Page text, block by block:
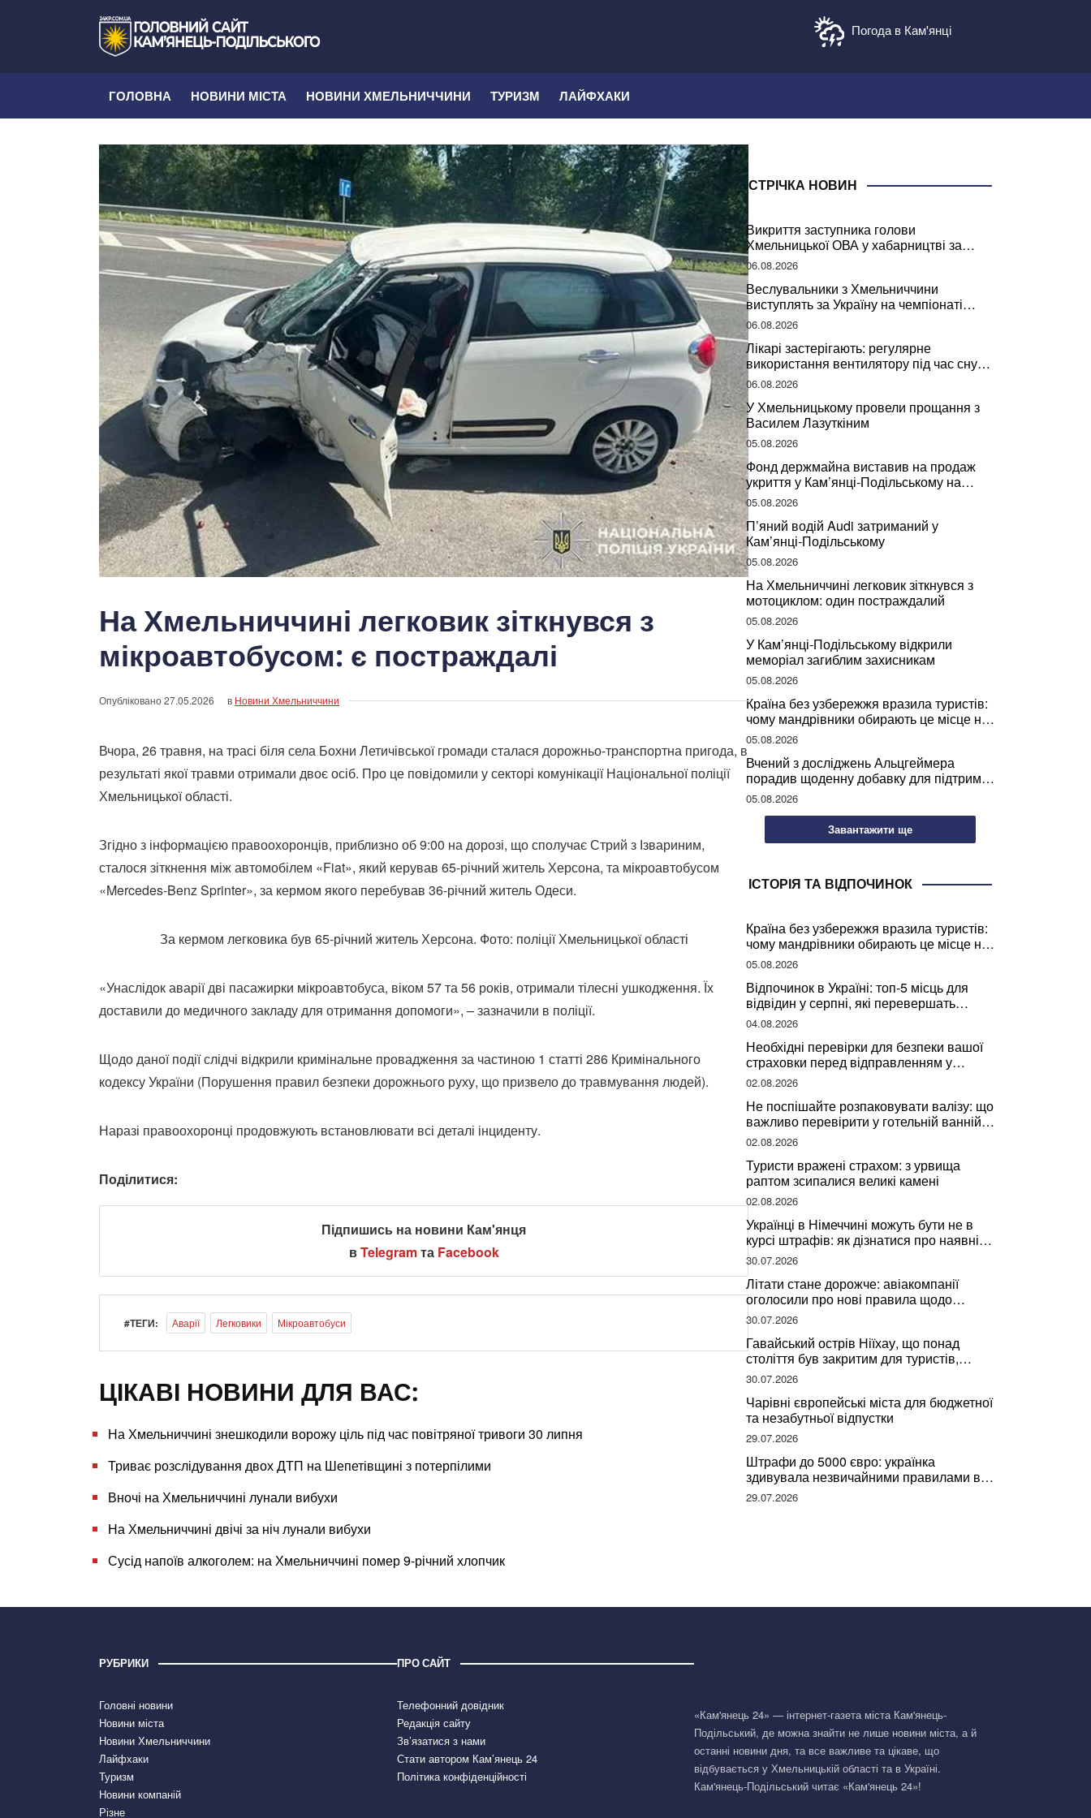
Погода в Кам'янці
ГОЛОВНА НОВИНИ МІСТА НОВИНИ ХМЕЛЬНИЧЧИНИ ТУРИЗМ ЛАЙФХАКИ
На Хмельниччині легковик зіткнувся з
мікроавтобусом: є постраждалі
Опубліковано27.05.2026 в Новини Хмельниччини
Вчора, 26 травня, на трасі біля села Бохни Летичівської громади сталася дорожньо-транспортна пригода, в
результаті якої травми отримали двоє осіб. Про це повідомили у секторі комунікації Національної поліції
Хмельницької області.
Згідно з інформацією правоохоронців, приблизно об 9:00 на дорозі, що сполучає Стрий з Ізвариним,
сталося зіткнення між автомобілем «Fiat», який керував 65-річний житель Херсона, та мікроавтобусом
«Mercedes-Benz Sprinter», за кермом якого перебував 36-річний житель Одеси.
За кермом легковика був 65-річний житель Херсона. Фото: поліції Хмельницької області
«Унаслідок аварії дві пасажирки мікроавтобуса, віком 57 та 56 років, отримали тілесні ушкодження. Їх
доставили до медичного закладу для отримання допомоги», – зазначили в поліції.
Щодо даної події слідчі відкрили кримінальне провадження за частиною 1 статті 286 Кримінального
кодексу України (Порушення правил безпеки дорожнього руху, що призвело до травмування людей).
Наразі правоохоронці продовжують встановлювати всі деталі інциденту.
Поділитися:
Підпишись на новини Кам'янця
вTelegramта Facebook
#ТЕГИ: Аварії Легковики Мікроавтобуси
ЦІКАВІ НОВИНИ ДЛЯ ВАС:
На Хмельниччині знешкодили ворожу ціль під час повітряної тривоги 30 липня
Триває розслідування двох ДТП на Шепетівщині з потерпілими
Вночі на Хмельниччині лунали вибухи
На Хмельниччині двічі за ніч лунали вибухи
Сусід напоїв алкоголем: на Хмельниччині помер 9-річний хлопчик
СТРІЧКА НОВИН
Викриття заступника голови
Хмельницької ОВА у хабарництві за
підписання контрактів на ремонт доріг
06.08.2026
Веслувальники з Хмельниччини
виступлять за Україну на чемпіонаті
світу
06.08.2026
Лікарі застерігають: регулярне
використання вентилятору під час сну
може негативно вплинути на ваше
здоров’я
06.08.2026
У Хмельницькому провели прощання з
Василем Лазуткіним
05.08.2026
Фонд держмайна виставив на продаж
укриття у Кам’янці-Подільському на
Хмельниччині
05.08.2026
П’яний водій Audi затриманий у
Кам’янці-Подільському
05.08.2026
На Хмельниччині легковик зіткнувся з
мотоциклом: один постраждалий
05.08.2026
У Кам’янці-Подільському відкрили
меморіал загиблим захисникам
05.08.2026
Країна без узбережжя вразила туристів:
чому мандрівники обирають це місце на
відпочинок
05.08.2026
Вчений з досліджень Альцгеймера
порадив щоденну добавку для підтримки
мозкової діяльності
05.08.2026
Завантажити ще
ІСТОРІЯ ТА ВІДПОЧИНОК
Країна без узбережжя вразила туристів:
чому мандрівники обирають це місце на
відпочинок
05.08.2026
Відпочинок в Україні: топ-5 місць для
відвідин у серпні, які перевершать
закордонні враження
04.08.2026
Необхідні перевірки для безпеки вашої
страховки перед відправленням у
подорож
02.08.2026
Не поспішайте розпаковувати валізу: що
важливо перевірити у готельній ванній
за словами досвідченої мандрівниці
02.08.2026
Туристи вражені страхом: з урвища
раптом зсипалися великі камені
02.08.2026
Українці в Німеччині можуть бути не в
курсі штрафів: як дізнатися про наявні
борги
30.07.2026
Літати стане дорожче: авіакомпанії
оголосили про нові правила щодо
вибору місць
30.07.2026
Гавайський острів Ніїхау, що понад
століття був закритим для туристів,
починає приймати перших відвідувачів
30.07.2026
Чарівні європейські міста для бюджетної
та незабутньої відпустки
29.07.2026
Штрафи до 5000 євро: українка
здивувала незвичайними правилами в
Німеччині та поділилася правдою
29.07.2026
РУБРИКИ
Головні новини
Новини міста
Новини Хмельниччини
Лайфхаки
Туризм
Новини компаній
Різне
ПРО САЙТ
Телефонний довідник
Редакція сайту
Зв’язатися з нами
Стати автором Кам’янець 24
Політика конфіденційності
«Кам'янець 24» — інтернет-газета міста Кам'янець-
Подільський, де можна знайти не лише новини міста, а й
останні новини дня, та все важливе та цікаве, що
відбувається у Хмельницькій області та в Україні.
Кам'янець-Подільський читає «Кам'янець 24»!